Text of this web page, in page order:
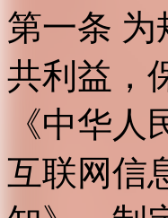
第一条
共利益，
《中华
互联网信